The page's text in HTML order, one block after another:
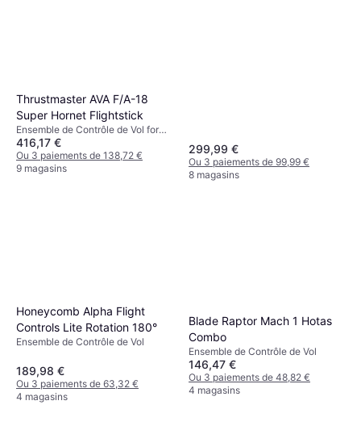
Thrustmaster AVA F/A-18
Super Hornet Flightstick
Ensemble de Contrôle de Vol for
PC, Windows
416,17 €
Ou 3 paiements de 138,72 €
9 magasins
299,99 €
Ou 3 paiements de 99,99 €
8 magasins
Honeycomb Alpha Flight
Controls Lite Rotation 180°
Ensemble de Contrôle de Vol
189,98 €
Ou 3 paiements de 63,32 €
4 magasins
Blade Raptor Mach 1 Hotas
Combo
Ensemble de Contrôle de Vol
146,47 €
Ou 3 paiements de 48,82 €
4 magasins